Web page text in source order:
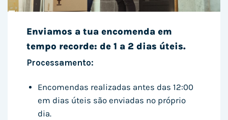
Enviamos a tua encomenda em
tempo recorde: de 1 a 2 dias úteis.
Processamento:
Encomendas realizadas antes das 12:00
em dias úteis são enviadas no próprio
dia.